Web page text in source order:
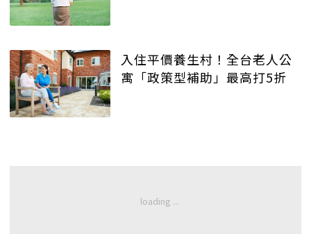
入住平價養生村！全台老人公
寓「政策型補助」最高打5折